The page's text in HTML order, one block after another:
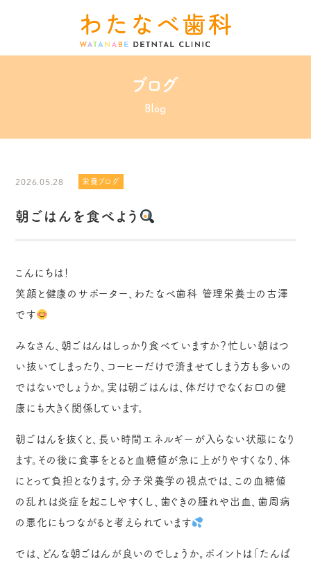
ブログ
Blog
2026.05.28 栄養ブログ
朝ごはんを食べよう
こんにちは！
笑顔と健康のサポーター、わたなべ歯科 管理栄養士の古澤
です
みなさん、朝ごはんはしっかり食べていますか？忙しい朝はつ
い抜いてしまったり、コーヒーだけで済ませてしまう方も多いの
ではないでしょうか。実は朝ごはんは、体だけでなくお口の健
康にも大きく関係しています。
朝ごはんを抜くと、長い時間エネルギーが入らない状態になり
ます。その後に食事をとると血糖値が急に上がりやすくなり、体
にとって負担となります。分子栄養学の視点では、この血糖値
の乱れは炎症を起こしやすくし、歯ぐきの腫れや出血、歯周病
の悪化にもつながると考えられています
では、どんな朝ごはんが良いのでしょうか。ポイントは「たんぱ